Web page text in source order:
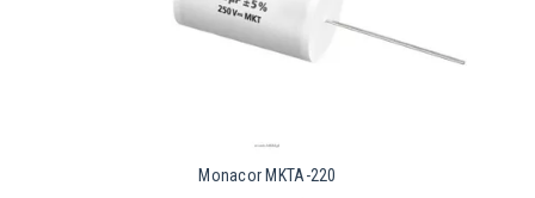
Monacor MKTA-220